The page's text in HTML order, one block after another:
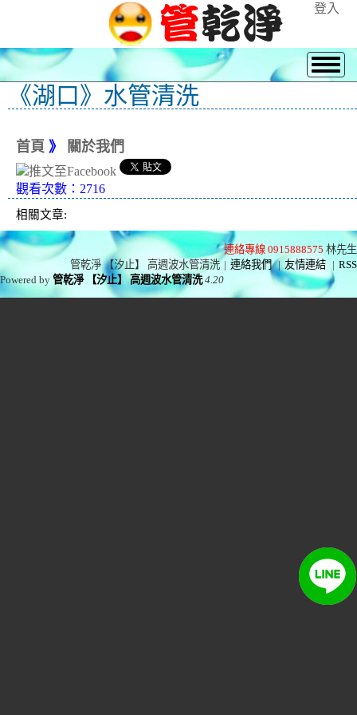
登入
《湖口》水管清洗
首頁 》 關於我們
觀看次數：2716
相關文章:
連絡專線 0915888575 林先生
管乾淨 【汐止】 高週波水管清洗 | 連絡我們 | 友情連結 | RSS
Powered by管乾淨 【汐止】 高週波水管清洗 4.20